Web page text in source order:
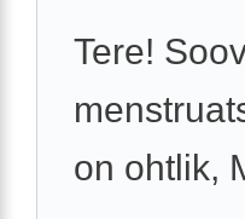
Tere!
on ohtlik,